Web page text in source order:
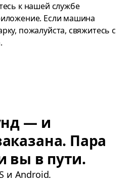
к нашей службе
Если машина
пожалуйста, свяжитесь с
— и
Пара
вы в пути.
и Android.